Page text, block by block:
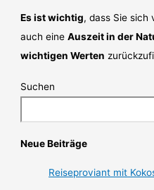
Es ist wichtig, dass Sie sich
auch eineAuszeit in der
wichtigen Werten
Suchen
Neue Beiträge
Reiseproviant mit